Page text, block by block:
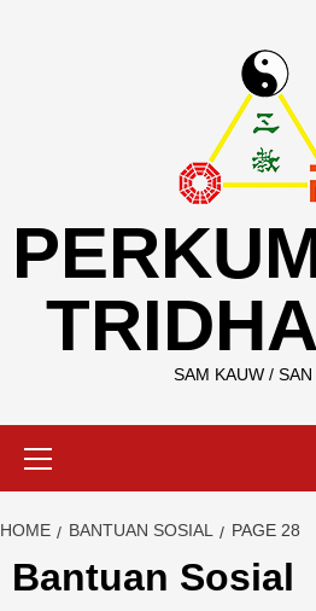
SAM KAUW /
HOME BANTUAN SOSIAL PAGE 28
Bantuan Sosial